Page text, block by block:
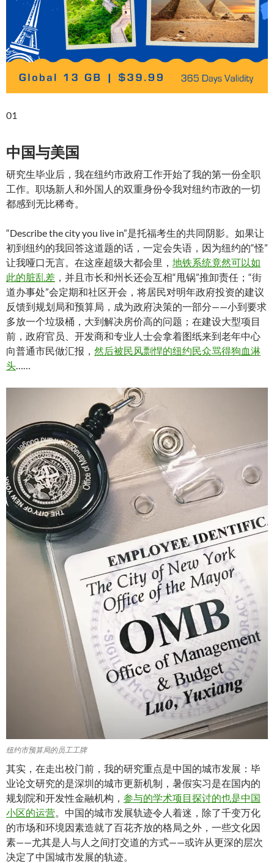
01
中国与美国
研究生毕业后，我在纽约市政府工作开始了我的第一份全职
工作。职场新人和外国人的双重身份令我对纽约市政的一切
都感到无比稀奇。
“Describe the city you live in”是托福考生的共同阴影。如果让
初到纽约的我回答这道题的话，一定会失语，因为纽约的“怪”
让我哑口无言。在这座超级大都会里， 地铁系统竟然可以如
此的脏乱差 ，并且市长和州长还会互相“甩锅”推卸责任；“街
道办事处”会定期和社区开会，将居民对明年政府投资的建议
反馈到规划局和预算局，成为政府决策的一部分——小到要求
多放一个垃圾桶，大到解决房价高的问题；在建设大型项目
前，政府官员、开发商和专业人士会拿着图纸来到老年中心
向普通市民做汇报， 然后被民风剽悍的纽约民众骂得狗血淋
头……
纽约市预算局的员工工牌
其实，在走出校门前，我的研究重点是中国的城市发展：毕
业论文研究的是深圳的城市更新机制，暑假实习是在国内的
规划院和开发性金融机构， 参与的学术项目探讨的也是中国
小区的运营 。中国的城市发展轨迹令人着迷，除了千变万化
的市场和环境因素造就了百花齐放的格局之外，一些文化因
素——尤其是人与人之间打交道的方式——或许从更深的层次
决定了中国城市发展的轨迹。